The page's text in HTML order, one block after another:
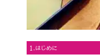
1.はじめに